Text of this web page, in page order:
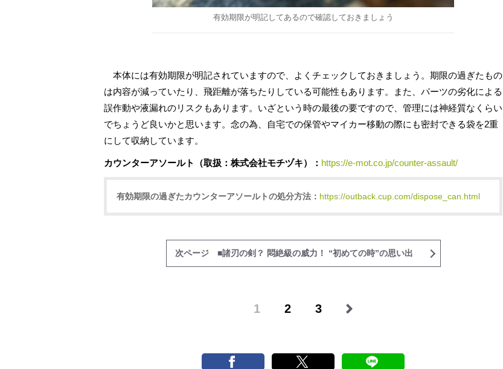
有効期限が明記してあるので確認しておきましょう
本体には有効期限が明記されていますので、よくチェックしておきましょう。期限の過ぎたもの
は内容が減っていたり、飛距離が落ちたりしている可能性もあります。また、パーツの劣化による
誤作動や液漏れのリスクもあります。いざという時の最後の要ですので、管理には神経質なくらい
でちょうど良いかと思います。念の為、自宅での保管やマイカー移動の際にも密封できる袋を2重
にして収納しています。
カウンターアソールト（取扱：株式会社モチヅキ）： https://e-mot.co.jp/counter-assault/
有効期限の過ぎたカウンターアソールトの処分方法： https://outback.cup.com/dispose_can.html
次ページ ■諸刃の剣？ 悶絶級の威力！ “初めての時”の思い出
1 2 3